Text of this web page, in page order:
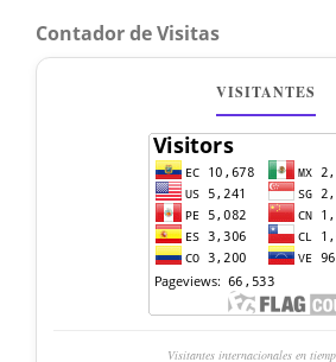
Contador de Visitas
VISITANTES
Visitantes internacionales en